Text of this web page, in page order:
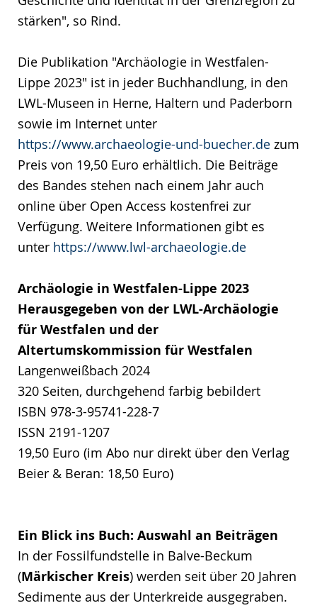
stärken", so Rind.
Die Publikation "Archäologie in Westfalen-
Lippe 2023" ist in jeder Buchhandlung, in den
LWL-Museen in Herne, Haltern und Paderborn
sowie im Internet unter
https://www.archaeologie-und-buecher.de zum
Preis von 19,50 Euro erhältlich. Die Beiträge
des Bandes stehen nach einem Jahr auch
online über Open Access kostenfrei zur
Verfügung. Weitere Informationen gibt es
unter https://www.lwl-archaeologie.de
Archäologie in Westfalen-Lippe 2023
Herausgegeben von der LWL-Archäologie
für Westfalen und der
Altertumskommission für Westfalen
Langenweißbach 2024
320 Seiten, durchgehend farbig bebildert
ISBN 978-3-95741-228-7
ISSN 2191-1207
19,50 Euro (im Abo nur direkt über den Verlag
Beier & Beran: 18,50 Euro)
Ein Blick ins Buch: Auswahl an Beiträgen
In der Fossilfundstelle in Balve-Beckum
(Märkischer Kreis) werden seit über 20 Jahren
Sedimente aus der Unterkreide ausgegraben.